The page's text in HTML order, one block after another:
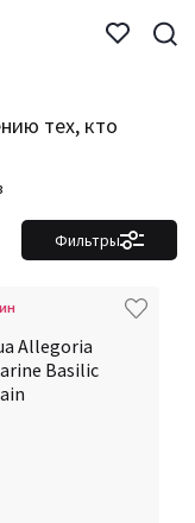
тех, кто
Фильтры